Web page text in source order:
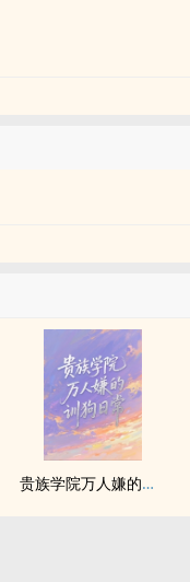
贵族学院万人嫌的训狗日常【NP】